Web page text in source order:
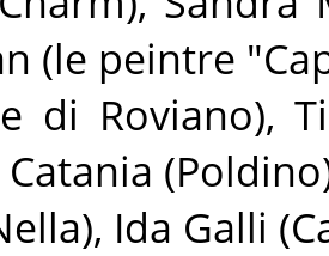
(le peintre
di Roviano),
Ida Galli